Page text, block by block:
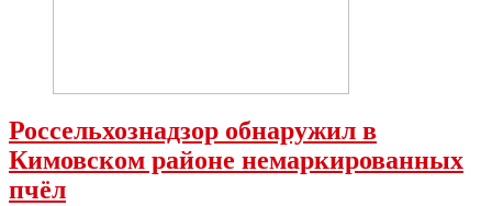
Россельхознадзор обнаружил в
Кимовском районе немаркированных
пчёл